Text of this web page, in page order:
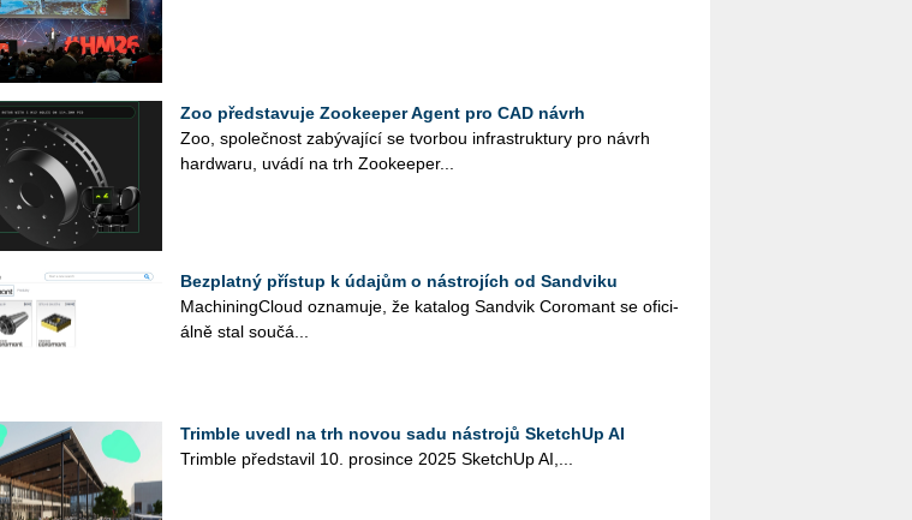
Zoo představuje Zookeeper Agent pro CAD návrh
Zoo, spo­leč­nost za­bý­va­jí­cí se tvor­bou in­frastruk­tu­ry pro návrh
hard­wa­ru, uvádí na trh Zoo­ke­e­per...
Bezplatný přístup k údajům o nástrojích od Sandviku
Ma­chi­ning­Cloud ozna­mu­je, že ka­ta­log Sand­vik Co­ro­mant se ofi­ci­
ál­ně stal sou­čá...
Trimble uvedl na trh novou sadu nástrojů SketchUp AI
Trim­ble před­sta­vil 10. pro­sin­ce 2025 Sket­chUp AI,...